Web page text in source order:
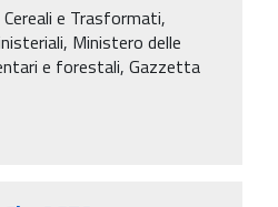
Cereali e Trasformati,
Ministero delle
e forestali, Gazzetta